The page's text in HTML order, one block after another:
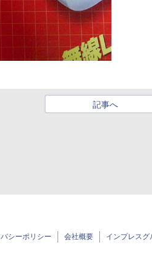
記事へ
シーポリシー 会社概要 インプレスグ